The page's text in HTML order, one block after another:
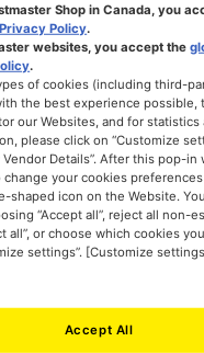
119,99 €
AGGIUNGI AL CARRELLO
Shop in Canada, you
Privacy Policy.
websites, you accept the
.
of cookies (including third-
the best experience possible,
our Websites, and for statistics
please click on “Customize
Details”. After this pop-in
your cookies
shaped icon on the Website.
“Accept all”, reject all non-
all”, or choose which cookies
settings”. [Customize
Accept All